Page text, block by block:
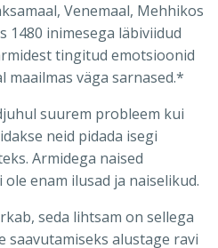
Venemaal, Mehhikos
1480 inimesega läbiviidud
tingitud emotsioonid
maailmas väga sarnased.*
suurem probleem kui
neid pidada isegi
Armidega naised
enam ilusad ja naiselikud.
seda lihtsam on sellega
saavutamiseks alustage ravi